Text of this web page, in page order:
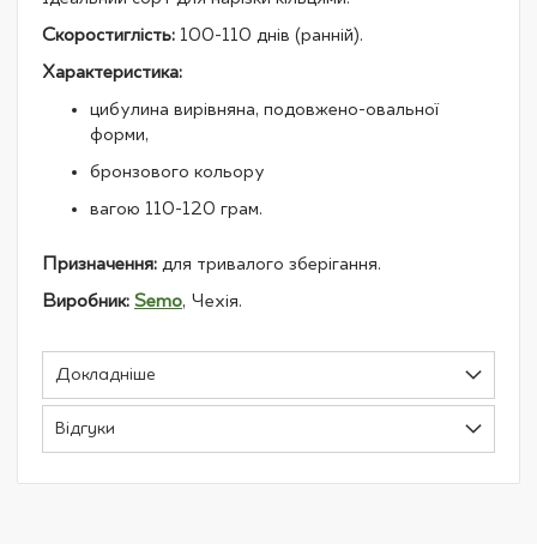
Скоростиглість: 100-110 днів (ранній).
Характеристика:
цибулина вирівняна, подовжено-овальної
форми,
бронзового кольору
вагою 110-120 грам.
Призначення: для тривалого зберігання.
Виробник: Semo, Чехія.
Докладніше
Відгуки